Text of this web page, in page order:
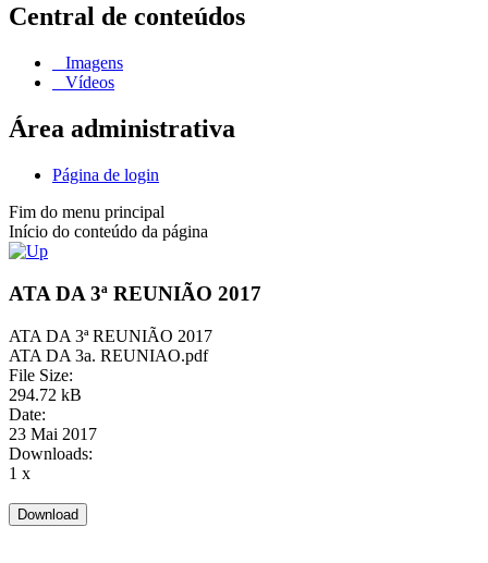
Central de conteúdos
Imagens
Vídeos
Área administrativa
Página de login
Fim do menu principal
Início do conteúdo da página
ATA DA 3ª REUNIÃO 2017
ATA DA 3ª REUNIÃO 2017
ATA DA 3a. REUNIAO.pdf
File Size:
294.72 kB
Date:
23 Mai 2017
Downloads:
1 x